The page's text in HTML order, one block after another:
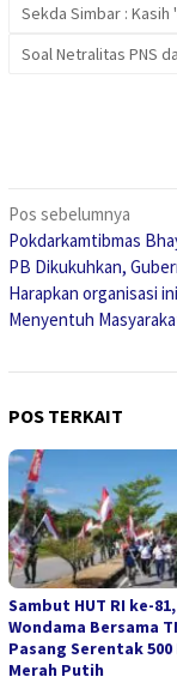
Sekda Simbar :
Soal Netralitas PNS
Navigasi
pos
Pos sebelumnya
Pokdarkamtibmas
PB Dikukuhkan,
Harapkan organisasi
Menyentuh
POS TERKAIT
Sambut HUT RI ke-
Wondama Bersama
Pasang Serentak
Merah Putih